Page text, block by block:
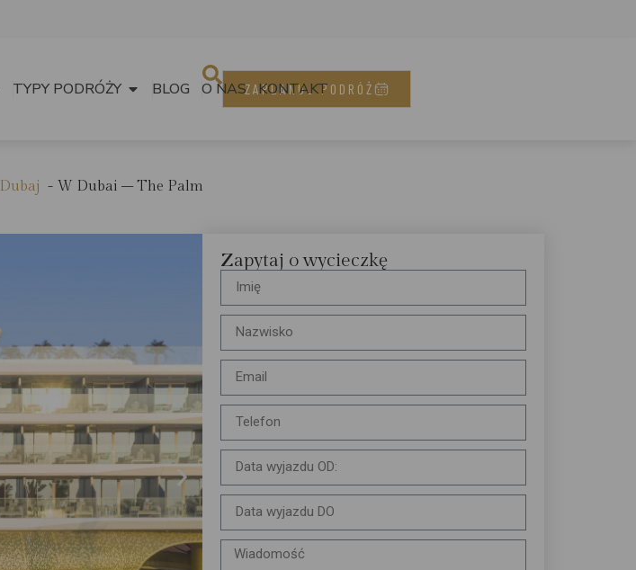
TYPY PODRÓŻY BLOG O NAS KONTAKT
ZAPLANUJ PODRÓŻ
Dubaj W Dubai – The Palm
Zapytaj o wycieczkę